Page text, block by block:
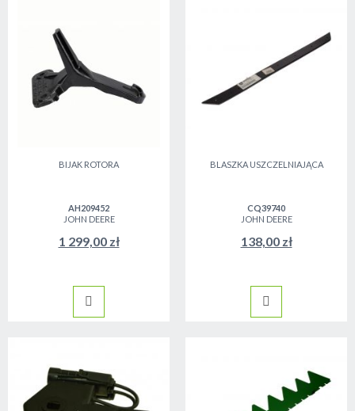
BIJAK ROTORA
AH209452
JOHN DEERE
1 299,00 zł
BLASZKA USZCZELNIAJĄCA
CQ39740
JOHN DEERE
138,00 zł